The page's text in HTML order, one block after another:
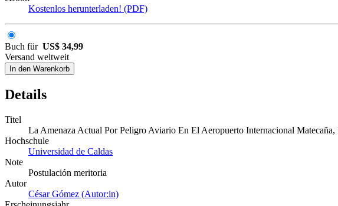
Kostenlos herunterladen! (PDF)
Buch für US$ 34,99
Versand weltweit
In den Warenkorb
Details
Titel
La Amenaza Actual Por Peligro Aviario En El Aeropuerto Internacional Matecaña,
Hochschule
Universidad de Caldas
Note
Postulación meritoria
Autor
César Gómez (Autor:in)